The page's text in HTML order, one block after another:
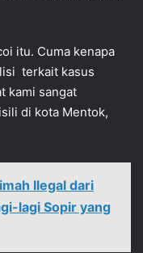
itu. Cuma kenapa
terkait kasus
kami sangat
di kota Mentok,
Ilegal dari
lagi Sopir yang